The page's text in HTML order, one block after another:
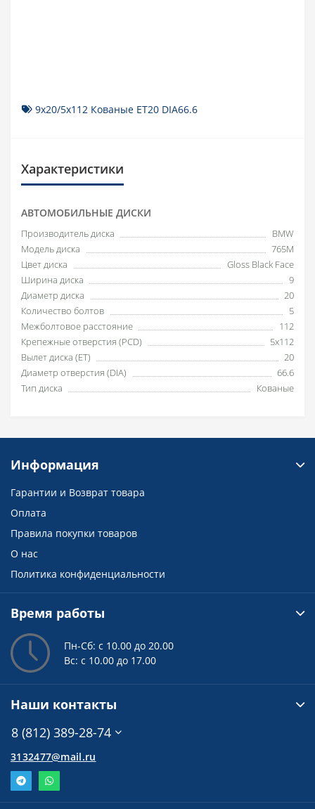
9x20/5x112 Кованые ET20 DIA66.6
Характеристики
АВТОМОБИЛЬНЫЕ ДИСКИ
Производитель диска
BMW
Модель диска
765M
Цвет диска
Gloss Black Face
Ширина диска
9
Диаметр диска
20
Количество болтов
5
Межболтовое расстояние
112
Крепежные отверстия (PCD)
5x112
Вылет диска (ET)
20
Диаметр отверстия (DIA)
66.6
Тип диска
Кованые
Информация
Гарантии и Возврат товара
Оплата
Правила покупки товаров
О нас
Политика конфиденциальности
Время работы
Пн-Сб: с 10.00 до 20.00
Вс: с 10.00 до 17.00
Наши контакты
8 (812) 389-28-74
3132477@mail.ru